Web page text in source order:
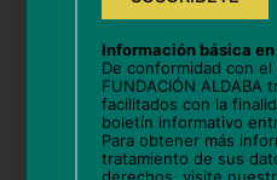
Guarda mi nombre,
este navegador para la
Información básica
De conformidad con el
FUNDACIÓN ALDABA
facilitados con la
boletín informativo
Para obtener más
tratamiento de sus
derechos, visite